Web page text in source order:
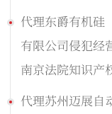
代理东爵有机硅
有限公司侵犯经
南京法院知识产
代理苏州迈展自